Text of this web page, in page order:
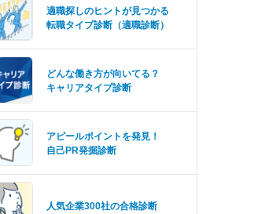
適職探しのヒントが見つかる
転職タイプ診断（適職診断）
どんな働き方が向いてる？
キャリアタイプ診断
アピールポイントを発見！
自己PR発掘診断
人気企業300社の合格診断